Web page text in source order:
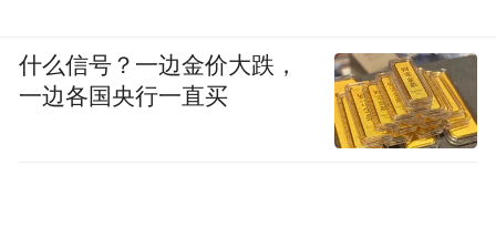
什么信号？一边金价大跌，
一边各国央行一直买